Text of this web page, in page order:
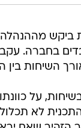
ביקש
5,000 מתוך 15 אלף
השיחות בין
על כוונתו
כי התכנית לא